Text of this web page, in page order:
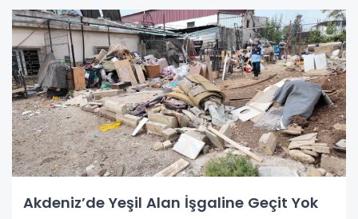
Akdeniz’de Yeşil Alan İşgaline Geçit Yok